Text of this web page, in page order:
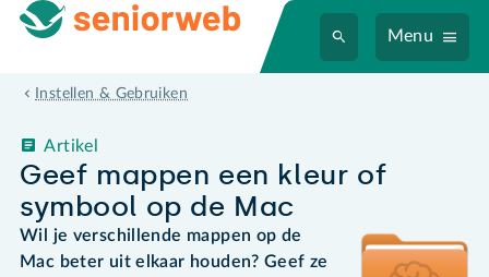
Menu
Instellen & Gebruiken
Geef mappen een kleur of
symbool op de Mac
Artikel
Wil je verschillende mappen op de
Mac beter uit elkaar houden? Geef ze